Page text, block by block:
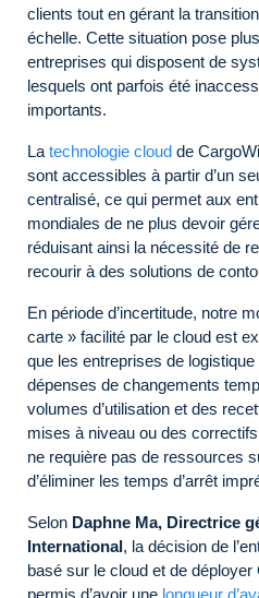
clients tout en gérant la
échelle. Cette situation pose
entreprises qui disposent de
lesquels ont parfois été
importants.
La technologie cloud de
sont accessibles à partir d’un
centralisé, ce qui permet aux
mondiales de ne plus devoir
réduisant ainsi la nécessité de
recourir à des solutions de
En période d’incertitude, notre
carte » facilité par le cloud est
que les entreprises de
dépenses de changements
volumes d’utilisation et des
mises à niveau ou des
ne requière pas de ressources
d’éliminer les temps d’arrêt
Selon Daphne Ma, Directrice
International, la décision de
basé sur le cloud et de
permis d’avoir une longueur